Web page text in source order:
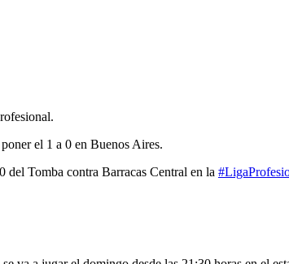
el 1 a 0 en Buenos Aires.
Tomba contra Barracas Central en la